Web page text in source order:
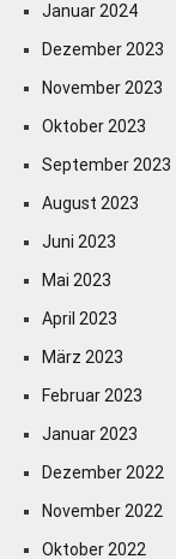
Januar 2024
Dezember 2023
November 2023
Oktober 2023
September 2023
August 2023
Juni 2023
Mai 2023
April 2023
März 2023
Februar 2023
Januar 2023
Dezember 2022
November 2022
Oktober 2022